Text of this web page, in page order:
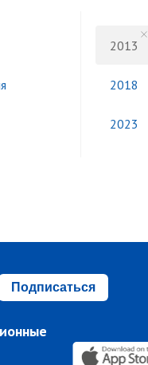
2013
2018
2023
Подписаться